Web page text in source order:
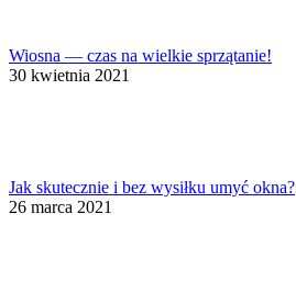
Wiosna — czas na wielkie sprzątanie!
30 kwietnia 2021
Jak skutecznie i bez wysiłku umyć okna?
26 marca 2021